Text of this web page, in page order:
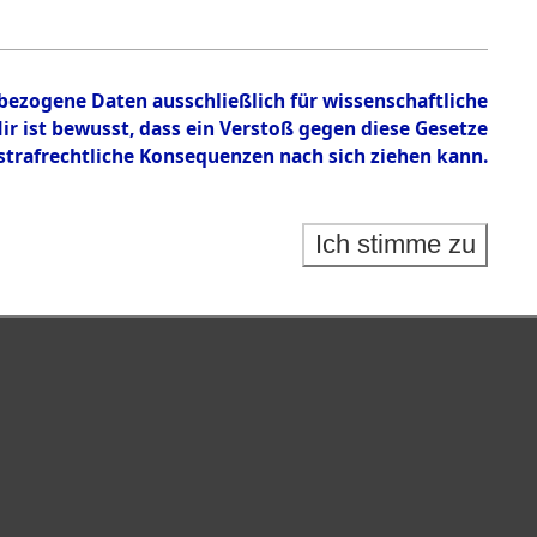
Daten ausschließlich für wissenschaftliche
bewusst, dass ein Verstoß gegen diese Gesetze
Konsequenzen nach sich ziehen kann.
Ich stimme zu